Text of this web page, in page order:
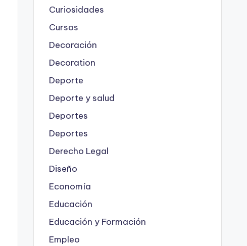
Curiosidades
Cursos
Decoración
Decoration
Deporte
Deporte y salud
Deportes
Deportes
Derecho Legal
Diseño
Economía
Educación
Educación y Formación
Empleo